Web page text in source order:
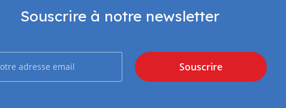
Souscrire à notre newsletter
Souscrire